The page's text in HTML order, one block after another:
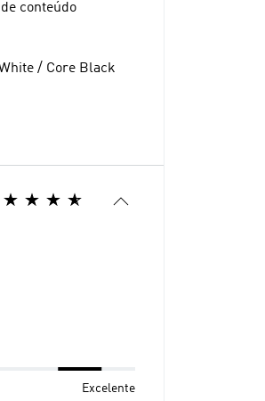
conteúdo
/ Core Black
Excelente